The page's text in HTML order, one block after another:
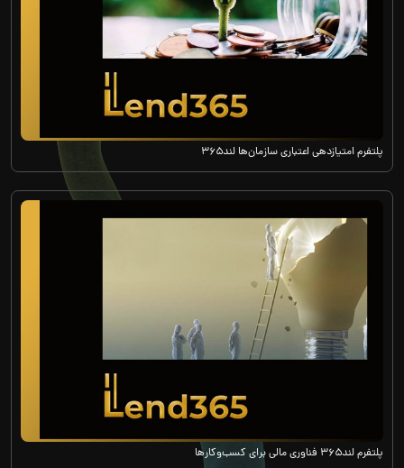
پلتفرم امتیازدهی اعتباری سازمان‌ها لند۳۶۵
پلتفرم لند۳۶۵ فناوری مالی برای کسب‌وکارها